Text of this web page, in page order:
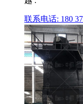
联系电话: 180